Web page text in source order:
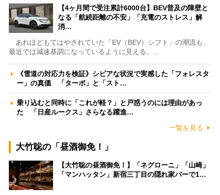
【4ヶ月間で受注累計6000台】BEV普及の障壁と
なる「航続距離の不安」「充電のストレス」解
消…
あれほどもてはやされていた「EV（BEV）シフト」の潮流も、
最近では減速基調になっているように見える。…
《雪道の対応力を検証》シビアな状況で実感した「フォレスタ
ー」の真価 「ターボ」と「スト…
乗り込むと同時に「これが軽？」と戸惑うのには理由があっ
た 「日産ルークス」さらなる躍進…
一覧を見る
大竹聡の「昼酒御免！」
【大竹聡の昼酒御免！】「ネグローニ」「山崎」
「マンハッタン」新宿三丁目の隠れ家バーで1…